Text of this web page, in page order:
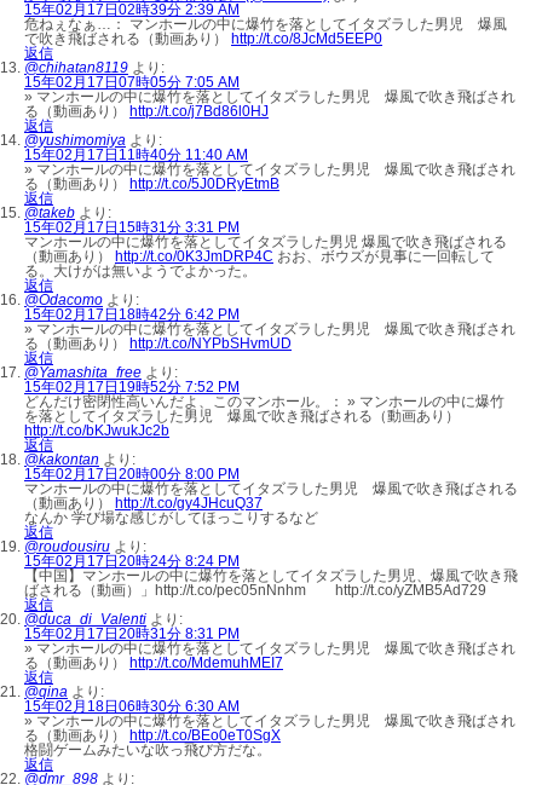
15年02月17日02時39分 2:39 AM
危ねぇなぁ…： マンホールの中に爆竹を落としてイタズラした男児 爆風
で吹き飛ばされる（動画あり） http://t.co/8JcMd5EEP0
返信
@chihatan8119 より:
15年02月17日07時05分 7:05 AM
» マンホールの中に爆竹を落としてイタズラした男児 爆風で吹き飛ばされ
る（動画あり） http://t.co/j7Bd86l0HJ
返信
@yushimomiya より:
15年02月17日11時40分 11:40 AM
» マンホールの中に爆竹を落としてイタズラした男児 爆風で吹き飛ばされ
る（動画あり） http://t.co/5J0DRyEtmB
返信
@takeb より:
15年02月17日15時31分 3:31 PM
マンホールの中に爆竹を落としてイタズラした男児 爆風で吹き飛ばされる
（動画あり） http://t.co/0K3JmDRP4C おお、ボウズが見事に一回転して
る。大けがは無いようでよかった。
返信
@Odacomo より:
15年02月17日18時42分 6:42 PM
» マンホールの中に爆竹を落としてイタズラした男児 爆風で吹き飛ばされ
る（動画あり） http://t.co/NYPbSHvmUD
返信
@Yamashita_free より:
15年02月17日19時52分 7:52 PM
どんだけ密閉性高いんだよ、このマンホール。： » マンホールの中に爆竹
を落としてイタズラした男児 爆風で吹き飛ばされる（動画あり）
http://t.co/bKJwukJc2b
返信
@kakontan より:
15年02月17日20時00分 8:00 PM
マンホールの中に爆竹を落としてイタズラした男児 爆風で吹き飛ばされる
（動画あり） http://t.co/gy4JHcuQ37
なんか 学び場な感じがしてほっこりするなど
返信
@roudousiru より:
15年02月17日20時24分 8:24 PM
【中国】マンホールの中に爆竹を落としてイタズラした男児、爆風で吹き飛
ばされる（動画）」http://t.co/pec05nNnhm http://t.co/yZMB5Ad729
返信
@duca_di_Valenti より:
15年02月17日20時31分 8:31 PM
» マンホールの中に爆竹を落としてイタズラした男児 爆風で吹き飛ばされ
る（動画あり） http://t.co/MdemuhMEI7
返信
@qina より:
15年02月18日06時30分 6:30 AM
» マンホールの中に爆竹を落としてイタズラした男児 爆風で吹き飛ばされ
る（動画あり） http://t.co/BEo0eT0SgX
格闘ゲームみたいな吹っ飛び方だな。
返信
@dmr_898 より: